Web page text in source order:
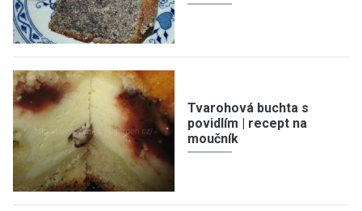
Tvarohová buchta s
povidlím | recept na
moučník